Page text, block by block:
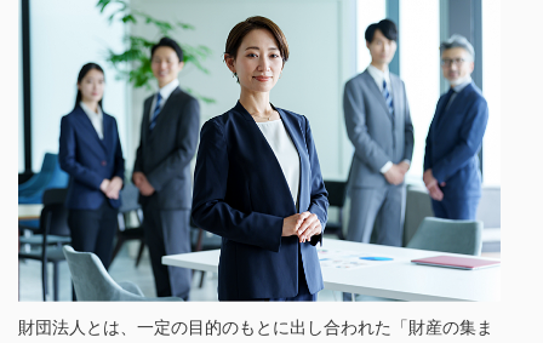
財団法人とは、一定の目的のもとに出し合われた「財産の集ま